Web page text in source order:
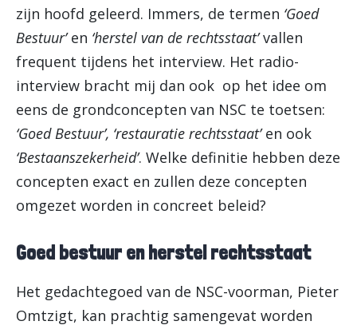
zijn hoofd geleerd. Immers, de termen ‘Goed
Bestuur’en ‘herstel van de rechtsstaat’vallen
frequent tijdens het interview. Het radio-
interview bracht mij dan ook op het idee om
eens de grondconcepten van NSC te toetsen:
‘Goed Bestuur’, ‘restauratie rechtsstaat’en ook
‘Bestaanszekerheid’. Welke definitie hebben deze
concepten exact en zullen deze concepten
omgezet worden in concreet beleid?
Goed bestuur en herstel rechtsstaat
Het gedachtegoed van de NSC-voorman, Pieter
Omtzigt, kan prachtig samengevat worden